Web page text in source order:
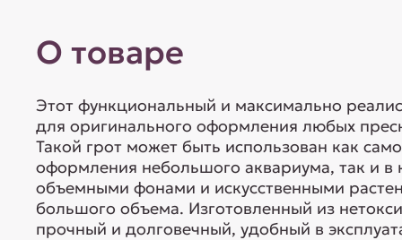
О товаре
Этот функциональный и максимально
для оригинального оформления любых
Такой грот может быть использован как
оформления небольшого аквариума, так и в
объемными фонами и искусственными
большого объема. Изготовленный из
прочный и долговечный, удобный в